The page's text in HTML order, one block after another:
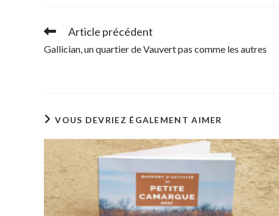
Read
articles
Article précédent
Gallician, un quartier de Vauvert pas comme les autres
VOUS DEVRIEZ ÉGALEMENT AIMER